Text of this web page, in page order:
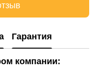
Гарантия
компании: